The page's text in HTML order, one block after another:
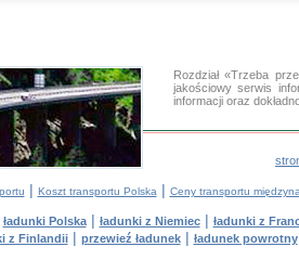
Rozdział «Trzeba
jakościowy serwis
informacji oraz
| Koszt transportu Polska | Ceny transportu
ładunki Polska| ładunki z Niemiec| ładunki z
z Finlandii| przewieź ładunek| ładunek powrotny